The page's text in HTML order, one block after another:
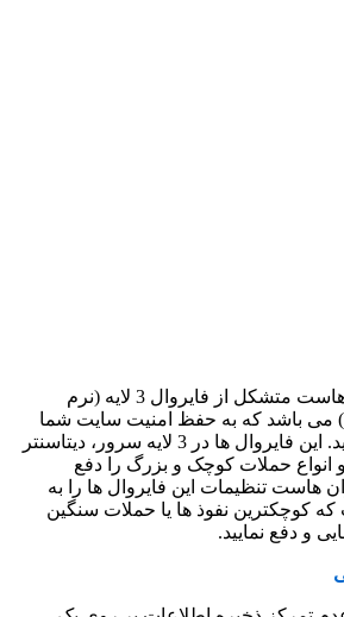
دیتاسنتر ابری بهسازان هاست متشکل از فایروال 3 لایه (نرم
می باشد که به حفظ امنیت سایت شما
کمک بسیار زیادی مینماید. این فایروال ها در 3 لایه سرور، دیتاسنتر
انواع حملات کوچک و بزرگ را دفع
هاست تنظیمات این فایروال ها را به
که کوچکترین نفوذ ها یا حملات سنگین